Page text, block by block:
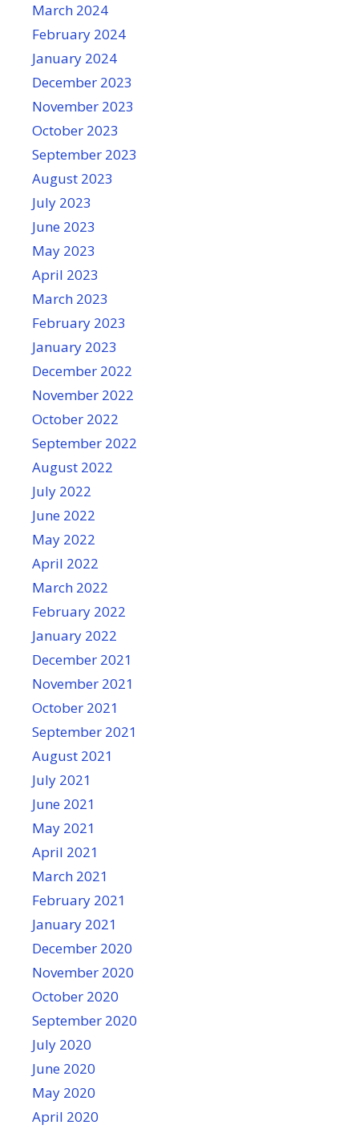
March 2024
February 2024
January 2024
December 2023
November 2023
October 2023
September 2023
August 2023
July 2023
June 2023
May 2023
April 2023
March 2023
February 2023
January 2023
December 2022
November 2022
October 2022
September 2022
August 2022
July 2022
June 2022
May 2022
April 2022
March 2022
February 2022
January 2022
December 2021
November 2021
October 2021
September 2021
August 2021
July 2021
June 2021
May 2021
April 2021
March 2021
February 2021
January 2021
December 2020
November 2020
October 2020
September 2020
July 2020
June 2020
May 2020
April 2020